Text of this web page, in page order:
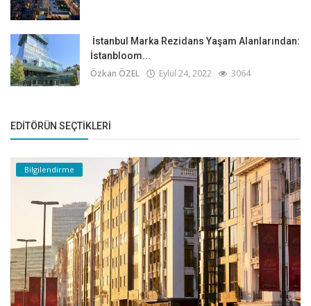
İstanbul Marka Rezidans Yaşam Alanlarından:
İstanbloom...
Özkan ÖZEL Eylül 24, 2022 3064
EDITÖRÜN SEÇTIKLERI
Bilgilendirme